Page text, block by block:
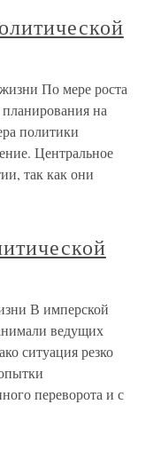
По мере роста
на
политики
Центральное
так как они
В имперской
ведущих
ситуация резко
переворота и с